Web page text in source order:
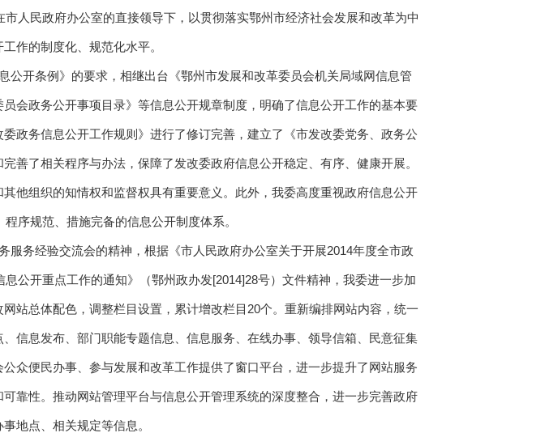
人民政府办公室的直接领导下，以贯彻落实鄂州市经济社会发展和改革为中
作的制度化、规范化水平。
开条例》的要求，相继出台《鄂州市发展和改革委员会机关局域网信息管
会政务公开事项目录》等信息公开规章制度，明确了信息公开工作的基本要
政务信息公开工作规则》进行了修订完善，建立了《市发改委党务、政务公
善了相关程序与办法，保障了发改委政府信息公开稳定、有序、健康开展。
他组织的知情权和监督权具有重要意义。此外，我委高度重视政府信息公开
序规范、措施完备的信息公开制度体系。
务经验交流会的精神，根据《市人民政府办公室关于开展2014年度全市政
公开重点工作的通知》（鄂州政办发[2014]28号）文件精神，我委进一步加
站总体配色，调整栏目设置，累计增改栏目20个。重新编排网站内容，统一
信息发布、部门职能专题信息、信息服务、在线办事、领导信箱、民意征集
众便民办事、参与发展和改革工作提供了窗口平台，进一步提升了网站服务
靠性。推动网站管理平台与信息公开管理系统的深度整合，进一步完善政府
地点、相关规定等信息。